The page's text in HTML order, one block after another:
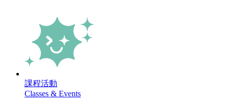
課程活動
Classes & Events